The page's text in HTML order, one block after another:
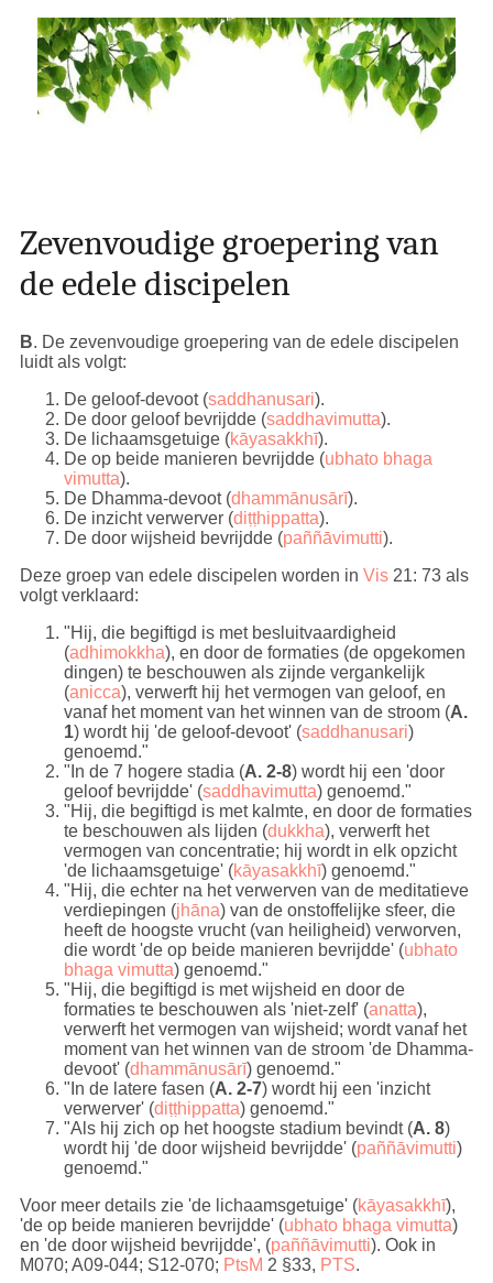
Zevenvoudige groepering van
de edele discipelen
B. De zevenvoudige groepering van de edele discipelen
luidt als volgt:
De geloof-devoot (saddhanusari).
De door geloof bevrijdde (saddhavimutta).
De lichaamsgetuige (kāyasakkhī).
De op beide manieren bevrijdde (ubhato bhaga
vimutta).
De Dhamma-devoot (dhammānusārī).
De inzicht verwerver (diṭṭhippatta).
De door wijsheid bevrijdde (paññāvimutti).
Deze groep van edele discipelen worden in Vis21: 73 als
volgt verklaard:
"Hij, die begiftigd is met besluitvaardigheid
(adhimokkha), en door de formaties (de opgekomen
dingen) te beschouwen als zijnde vergankelijk
(anicca), verwerft hij het vermogen van geloof, en
vanaf het moment van het winnen van de stroom (A.
1) wordt hij 'de geloof-devoot' (saddhanusari)
genoemd."
"In de 7 hogere stadia (A. 2-8) wordt hij een 'door
geloof bevrijdde' (saddhavimutta) genoemd."
"Hij, die begiftigd is met kalmte, en door de formaties
te beschouwen als lijden (dukkha), verwerft het
vermogen van concentratie; hij wordt in elk opzicht
'de lichaamsgetuige' (kāyasakkhī) genoemd."
"Hij, die echter na het verwerven van de meditatieve
verdiepingen (jhāna) van de onstoffelijke sfeer, die
heeft de hoogste vrucht (van heiligheid) verworven,
die wordt 'de op beide manieren bevrijdde' (ubhato
bhaga vimutta) genoemd."
"Hij, die begiftigd is met wijsheid en door de
formaties te beschouwen als 'niet-zelf' (anatta),
verwerft het vermogen van wijsheid; wordt vanaf het
moment van het winnen van de stroom 'de Dhamma-
devoot' (dhammānusārī) genoemd."
"In de latere fasen (A. 2-7) wordt hij een 'inzicht
verwerver' (diṭṭhippatta) genoemd."
"Als hij zich op het hoogste stadium bevindt (A. 8)
wordt hij 'de door wijsheid bevrijdde' (paññāvimutti)
genoemd."
Voor meer details zie 'de lichaamsgetuige' (kāyasakkhī),
'de op beide manieren bevrijdde' (ubhato bhaga vimutta)
en 'de door wijsheid bevrijdde', (paññāvimutti). Ook in
M070; A09-044; S12-070; PtsM 2 §33, PTS.